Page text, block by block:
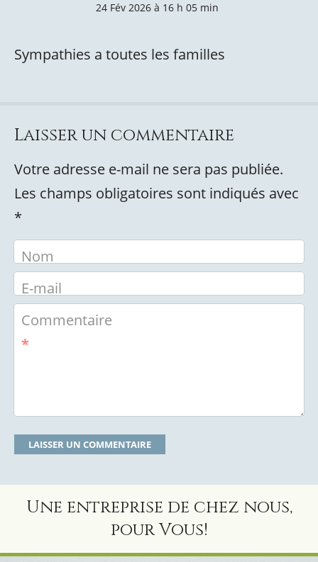
24 Fév 2026 à 16 h 05 min
Sympathies a toutes les familles
Laisser un commentaire
Votre adresse e-mail ne sera pas publiée.
Les champs obligatoires sont indiqués avec
*
Nom
E-mail
Commentaire
*
Une entreprise de chez nous,
pour Vous!